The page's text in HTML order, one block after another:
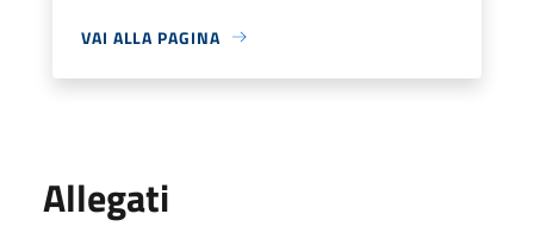
VAI ALLA PAGINA
Allegati